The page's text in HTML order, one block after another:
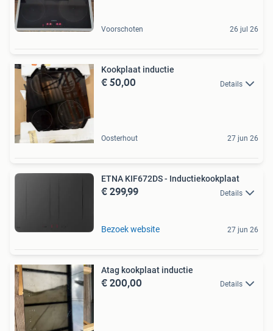
Voorschoten 26 jul 26
Kookplaat inductie
€ 50,00 Details
Oosterhout 27 jun 26
ETNA KIF672DS - Inductiekookplaat
€ 299,99 Details
Bezoek website 27 jun 26
Atag kookplaat inductie
€ 200,00 Details